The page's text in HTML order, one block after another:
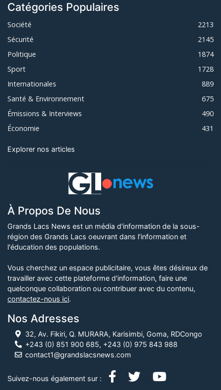
Catégories Populaires
Société
2213
Sécurité
2145
Politique
1874
Sport
1728
Internationales
889
Santé & Environnement
675
Émissions & Interviews
490
Économie
431
Explorer nos articles
À Propos De Nous
Grands Lacs News est un média d'information de la sous-
région des Grands Lacs oeuvrant dans l'information et
l'éducation des populations.
Vous cherchez un espace publicitaire, vous êtes désireux de
travailler avec cette plateforme d'information, faire une
quelconque collaboration ou contribuer avec du contenu,
contactez-nous ici.
Nos Adresses
32, Av. Fikiri, Q. MURARA, Karisimbi, Goma, RDCongo
+243 (0) 851 900 685, +243 (0) 975 843 988
contact1@grandslacsnews.com
Suivez-nous également sur :